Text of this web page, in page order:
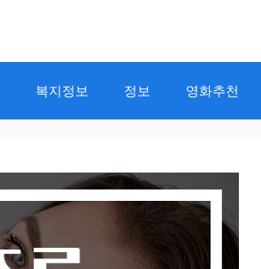
복지정보 정보 영화추천